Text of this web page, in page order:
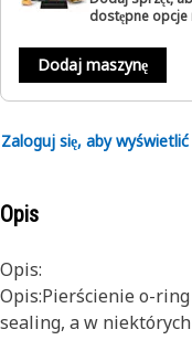
dostępne opcje
Dodaj maszynę
Zaloguj się, aby
Opis
Opis:
Opis:Pierścienie o-
sealing, a w